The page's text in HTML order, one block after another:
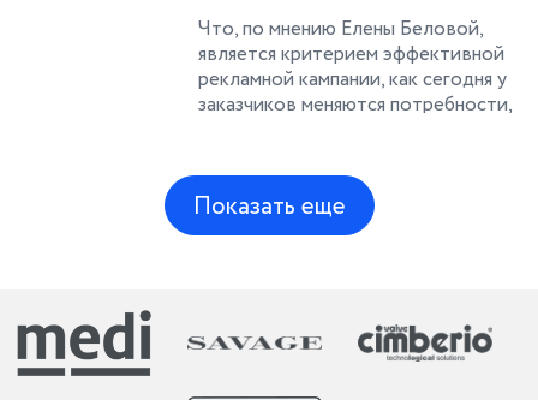
Collections
для успешной работы службы
маркетинга банка ВТБ24! Герой
программы: Александр
Рукавишников, начальник
Что, по мнению Елены Беловой,
является критерием эффективной
рекламной кампании, как сегодня у
заказчиков меняются потребности,
Герой программы: Елена Белова,
генеральный директор Havas Media
Показать еще